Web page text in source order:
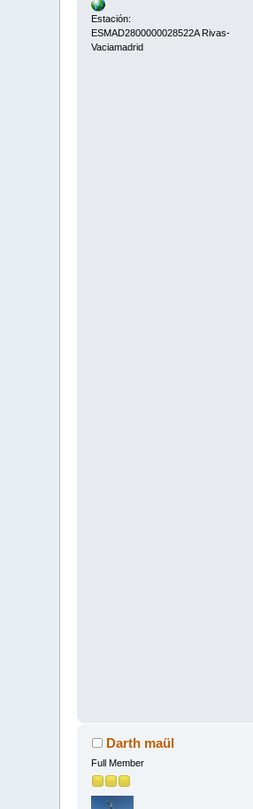
Estación:
ESMAD2800000028522A Rivas-
Vaciamadrid
Darth maül
Full Member